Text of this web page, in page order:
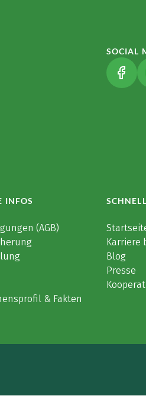
SOCIAL
(LINK
INFOS
(AGB)
& Fakten
Karriere
Blog
Presse